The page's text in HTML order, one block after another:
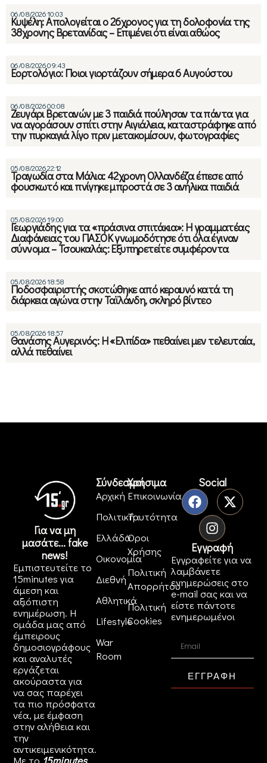
06/08/2026 10:03
Κυψέλη: Απολογείται ο 26χρονος για τη δολοφονία της
38χρονης Βρετανίδας – Επιμένει ότι είναι αθώος
06/08/2026 09:43
Εορτολόγιο: Ποιοι γιορτάζουν σήμερα 6 Αυγούστου
06/08/2026 00:08
Ζευγάρι Βρετανών με 3 παιδιά πούλησαν τα πάντα για
να αγοράσουν σπίτι στην Αιγιάλεια, καταστράφηκε από
την πυρκαγιά λίγο πριν μετακομίσουν, φωτογραφίες
05/08/2026 22:12
Τραγωδία στα Μάλια: 42χρονη Ολλανδέζα έπεσε από
φουσκωτό και πνίγηκε μπροστά σε 3 ανήλικα παιδιά
05/08/2026 19:00
Γεωργιάδης για τα «πράσινα σπιτάκια»: Η γραμματέας
Διαφάνειας του ΠΑΣΟΚ γνωμοδότησε ότι όλα έγιναν
σύννομα – Τσουκαλάς: Εξυπηρετείτε συμφέροντα
05/08/2026 18:58
Ποδοσφαιριστής σκοτώθηκε από κεραυνό κατά τη
διάρκεια αγώνα στην Ταϊλάνδη, σκληρό βίντεο
05/08/2026 18:57
Θανάσης Αυγερινός: Η «Ελπίδα» πεθαίνει μεν τελευταία,
αλλά πεθαίνει
Για να μη
μασάτε... fake
news!
Εμπιστευτείτε το
15minutes για
άμεση και
αξιόπιστη
ενημέρωση. Η
ομάδα μας από
έμπειρους
δημοσιογράφους
και αναλυτές
εργάζεται
ακούραστα για
να σας παρέχει
τα πιο πρόσφατα
νέα, με έμφαση
στην αλήθεια και
την
αντικειμενικότητα.
Σύνδεσμοι
Αρχική
Πολιτική
Ελλάδα
Οικονομία
Διεθνή
Αθλητικά
Lifestyle
War
Room
Χρήσιμα
Επικοινωνία
Ταυτότητα
Όροι
Χρήσης
Πολιτική
Απορρήτου
Πολιτική
Cookies
Social
Εγγραφή
Εγγραφείτε για να
λαμβάνετε
ενημερώσεις στο
e-mail σας και να
είστε πάντοτε
ενημερωμένοι
ΕΓΓΡΑΦΗ